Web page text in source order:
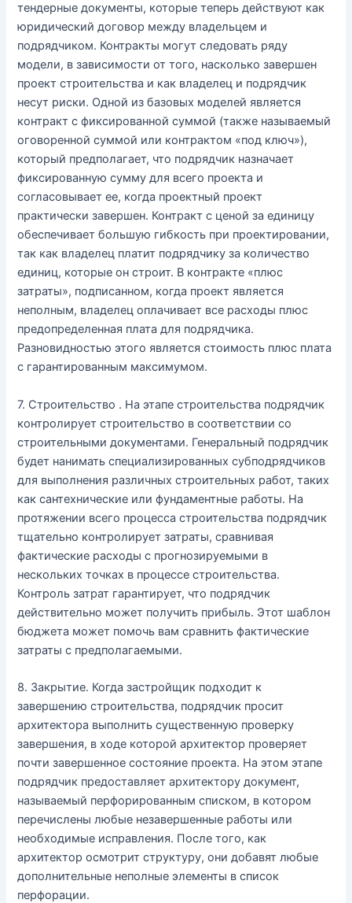
тендерные документы, которые теперь действуют как
юридический договор между владельцем и
подрядчиком. Контракты могут следовать ряду
модели, в зависимости от того, насколько завершен
проект строительства и как владелец и подрядчик
несут риски. Одной из базовых моделей является
контракт с фиксированной суммой (также называемый
оговоренной суммой или контрактом «под ключ»),
который предполагает, что подрядчик назначает
фиксированную сумму для всего проекта и
согласовывает ее, когда проектный проект
практически завершен. Контракт с ценой за единицу
обеспечивает большую гибкость при проектировании,
так как владелец платит подрядчику за количество
единиц, которые он строит. В контракте «плюс
затраты», подписанном, когда проект является
неполным, владелец оплачивает все расходы плюс
предопределенная плата для подрядчика.
Разновидностью этого является стоимость плюс плата
с гарантированным максимумом.
7. Строительство . На этапе строительства подрядчик
контролирует строительство в соответствии со
строительными документами. Генеральный подрядчик
будет нанимать специализированных субподрядчиков
для выполнения различных строительных работ, таких
как сантехнические или фундаментные работы. На
протяжении всего процесса строительства подрядчик
тщательно контролирует затраты, сравнивая
фактические расходы с прогнозируемыми в
нескольких точках в процессе строительства.
Контроль затрат гарантирует, что подрядчик
действительно может получить прибыль. Этот шаблон
бюджета может помочь вам сравнить фактические
затраты с предполагаемыми.
8. Закрытие. Когда застройщик подходит к
завершению строительства, подрядчик просит
архитектора выполнить существенную проверку
завершения, в ходе которой архитектор проверяет
почти завершенное состояние проекта. На этом этапе
подрядчик предоставляет архитектору документ,
называемый перфорированным списком, в котором
перечислены любые незавершенные работы или
необходимые исправления. После того, как
архитектор осмотрит структуру, они добавят любые
дополнительные неполные элементы в список
перфорации.